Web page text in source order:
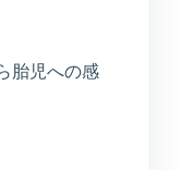
胎児への感